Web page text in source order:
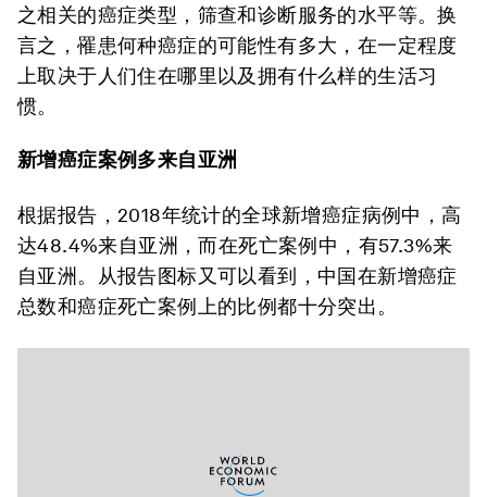
之相关的癌症类型，筛查和诊断服务的水平等。换
言之，罹患何种癌症的可能性有多大，在一定程度
上取决于人们住在哪里以及拥有什么样的生活习
惯。
新增癌症案例多来自亚洲
根据报告，2018年统计的全球新增癌症病例中，高
达48.4%来自亚洲，而在死亡案例中，有57.3%来
自亚洲。从报告图标又可以看到，中国在新增癌症
总数和癌症死亡案例上的比例都十分突出。